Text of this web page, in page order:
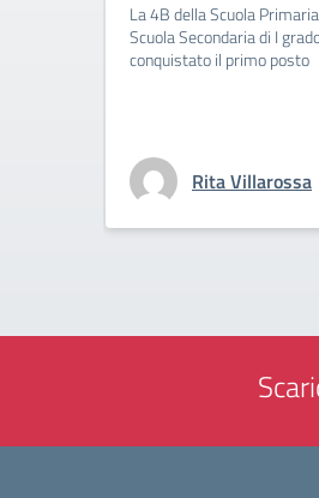
La 4B della Scuola
Scuola Secondaria di I
conquistato il primo posto
Rita Villarossa